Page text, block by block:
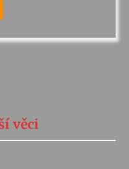
věci